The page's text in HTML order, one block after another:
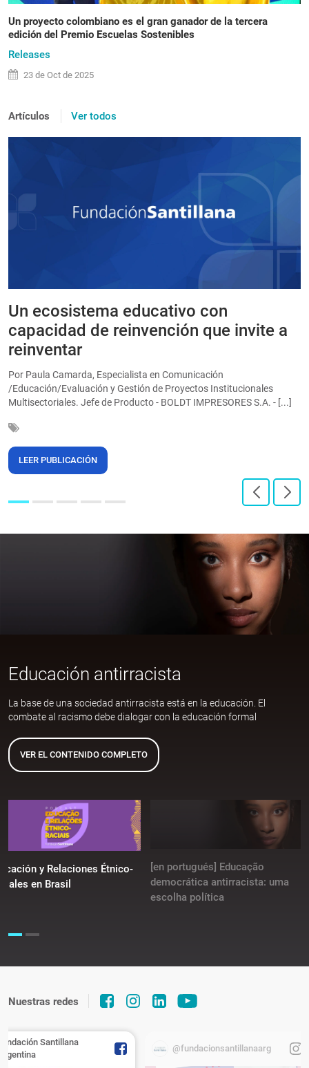
Un proyecto colombiano es el gran ganador de la tercera
edición del Premio Escuelas Sostenibles
Releases
23 de Oct de 2025
Artículos Ver todos
Un ecosistema educativo con
capacidad de reinvención que invite a
reinventar
Por Paula Camarda, Especialista en Comunicación
/Educación/Evaluación y Gestión de Proyectos Institucionales
Multisectoriales. Jefe de Producto - BOLDT IMPRESORES S.A. - [...]
LEER PUBLICACIÓN
Educación antirracista
La base de una sociedad antirracista está en la educación. El
combate al racismo debe dialogar con la educación formal
VER EL CONTENIDO COMPLETO
y Relaciones Étnico-
en Brasil
[en portugués] Educação
democrática antirracista: uma
escolha política
Nuestras redes
Santillana
@fundacionsantillanaarg